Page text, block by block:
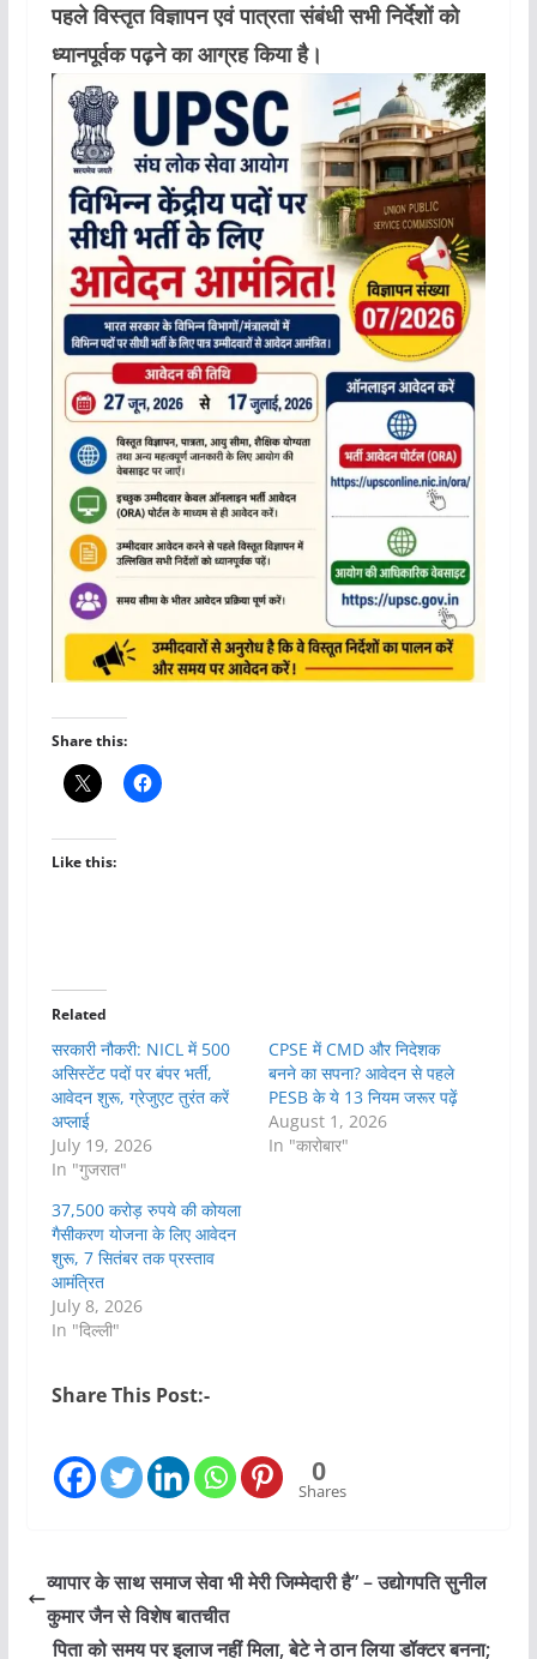
पहले विस्तृत विज्ञापन एवं पात्रता संबंधी सभी निर्देशों को
ध्यानपूर्वक पढ़ने का आग्रह किया है।
Share this:
Like this:
Related
सरकारी नौकरी: NICL में 500
असिस्टेंट पदों पर बंपर भर्ती,
आवेदन शुरू, ग्रेजुएट तुरंत करें
अप्लाई
July 19, 2026
In "गुजरात"
CPSE में CMD और निदेशक
बनने का सपना? आवेदन से पहले
PESB के ये 13 नियम जरूर पढ़ें
August 1, 2026
In "कारोबार"
37,500 करोड़ रुपये की कोयला
गैसीकरण योजना के लिए आवेदन
शुरू, 7 सितंबर तक प्रस्ताव
आमंत्रित
July 8, 2026
In "दिल्ली"
Share This Post:-
0
Shares
व्यापार के साथ समाज सेवा भी मेरी जिम्मेदारी है” – उद्योगपति सुनील
कुमार जैन से विशेष बातचीत
पिता को समय पर इलाज नहीं मिला, बेटे ने ठान लिया डॉक्टर बनना;